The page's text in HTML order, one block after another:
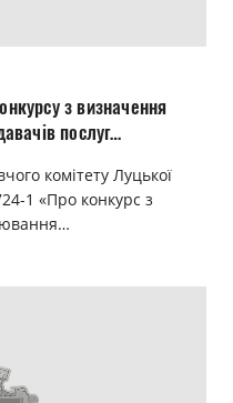
послуг
комітету Луцької
1 «Про конкурс з